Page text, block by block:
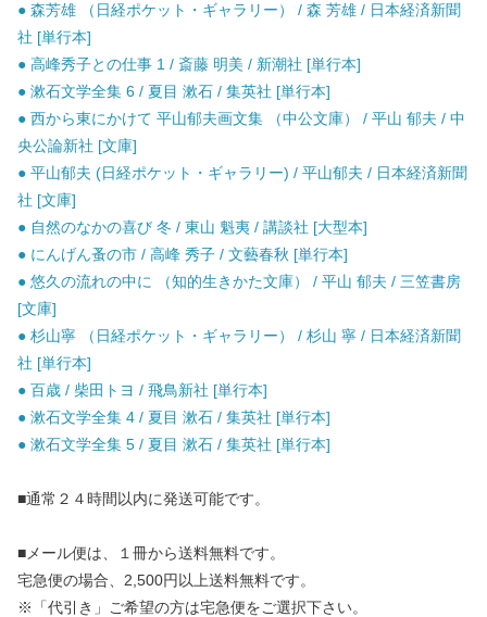
● 森芳雄 （日経ポケット・ギャラリー） / 森 芳雄 / 日本経済新聞
社 [単行本]
● 高峰秀子との仕事 1 / 斎藤 明美 / 新潮社 [単行本]
● 漱石文学全集 6 / 夏目 漱石 / 集英社 [単行本]
● 西から東にかけて 平山郁夫画文集 （中公文庫） / 平山 郁夫 / 中
央公論新社 [文庫]
● 平山郁夫 (日経ポケット・ギャラリー) / 平山郁夫 / 日本経済新聞
社 [文庫]
● 自然のなかの喜び 冬 / 東山 魁夷 / 講談社 [大型本]
● にんげん蚤の市 / 高峰 秀子 / 文藝春秋 [単行本]
● 悠久の流れの中に （知的生きかた文庫） / 平山 郁夫 / 三笠書房
[文庫]
● 杉山寧 （日経ポケット・ギャラリー） / 杉山 寧 / 日本経済新聞
社 [単行本]
● 百歳 / 柴田トヨ / 飛鳥新社 [単行本]
● 漱石文学全集 4 / 夏目 漱石 / 集英社 [単行本]
● 漱石文学全集 5 / 夏目 漱石 / 集英社 [単行本]
■通常２４時間以内に発送可能です。
■メール便は、１冊から送料無料です。
宅急便の場合、2,500円以上送料無料です。
※「代引き」ご希望の方は宅急便をご選択下さい。